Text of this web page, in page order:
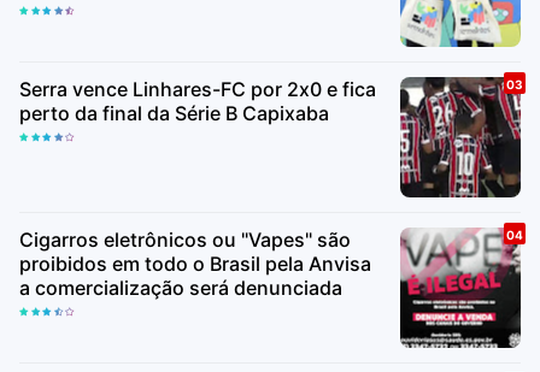
Serra vence Linhares-FC por 2x0 e fica
perto da final da Série B Capixaba
Cigarros eletrônicos ou "Vapes" são
proibidos em todo o Brasil pela Anvisa
a comercialização será denunciada